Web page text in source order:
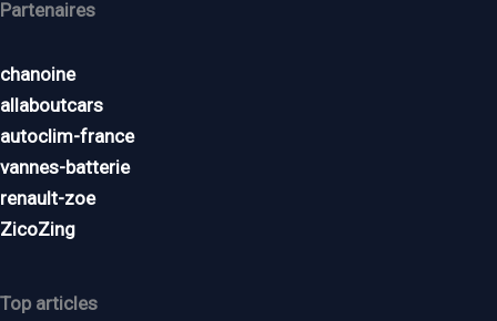
Partenaires
chanoine
allaboutcars
autoclim-france
vannes-batterie
renault-zoe
ZicoZing
Top articles